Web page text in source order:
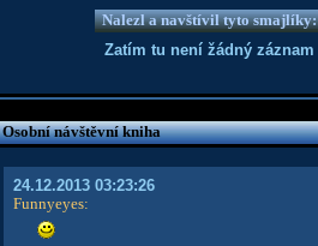
Nalezl a navštívil tyto smajlíky:
Zatím tu není žádný záznam
Osobní návštěvní kniha
24.12.2013 03:23:26
Funnyeyes: